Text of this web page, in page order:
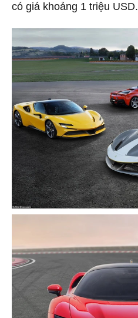
có giá khoảng 1 triệu USD.